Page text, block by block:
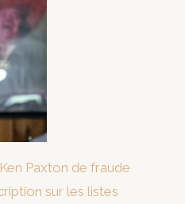
Paxton de fraude
sur les listes